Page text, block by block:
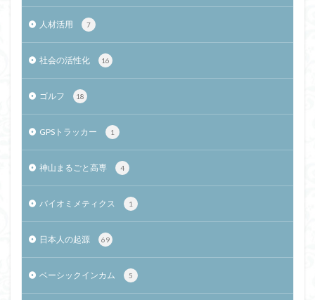
人材活用 7
社会の活性化 16
ゴルフ 18
GPSトラッカー 1
神山まるごと高専 4
バイオミメティクス 1
日本人の起源 69
ベーシックインカム 5